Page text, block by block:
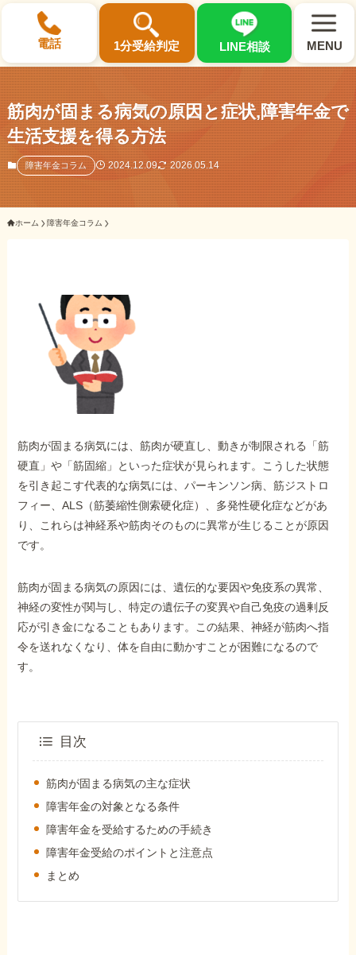
電話 1分受給判定 LINE相談 MENU
×
選ばれる3つの理由
初回相談料0円・受給後報酬型
サポート料金について
ご相談事例をみる
外出困難でもOK
非対面で申請できる
ホーム
障害年金の基礎知識
障害年金コラム
お知らせ
事務所について
お客様からの感謝のお手紙
筋肉が固まる病気の原因と症状,障害年金で
生活支援を得る方法
障害年金コラム 2024.12.09 2026.05.14
ホーム 障害年金コラム
筋肉が固まる病気には、筋肉が硬直し、動きが制限される「筋
硬直」や「筋固縮」といった症状が見られます。こうした状態
を引き起こす代表的な病気には、パーキンソン病、筋ジストロ
フィー、ALS（筋萎縮性側索硬化症）、多発性硬化症などがあ
り、これらは神経系や筋肉そのものに異常が生じることが原因
です。
筋肉が固まる病気の原因には、遺伝的な要因や免疫系の異常、
神経の変性が関与し、特定の遺伝子の変異や自己免疫の過剰反
応が引き金になることもあります。この結果、神経が筋肉へ指
令を送れなくなり、体を自由に動かすことが困難になるので
す。
目次
筋肉が固まる病気の主な症状
障害年金の対象となる条件
障害年金を受給するための手続き
障害年金受給のポイントと注意点
まとめ